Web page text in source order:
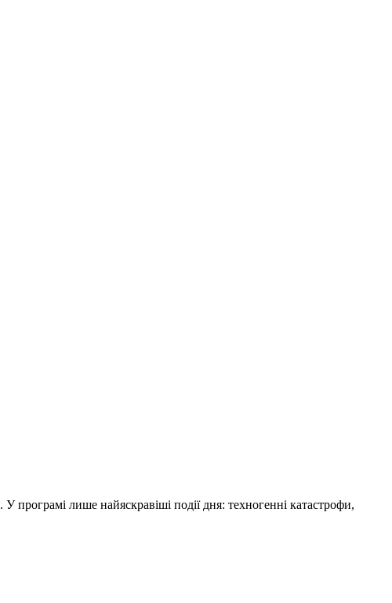
лише найяскравіші події дня: техногенні катастрофи,